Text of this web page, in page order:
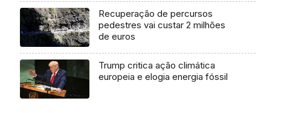
Recuperação de percursos
pedestres vai custar 2 milhões
de euros
Trump critica ação climática
europeia e elogia energia fóssil